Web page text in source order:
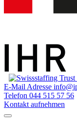
E-Mail Adresse
Telefon 044 515 57 56
Kontakt aufnehmen